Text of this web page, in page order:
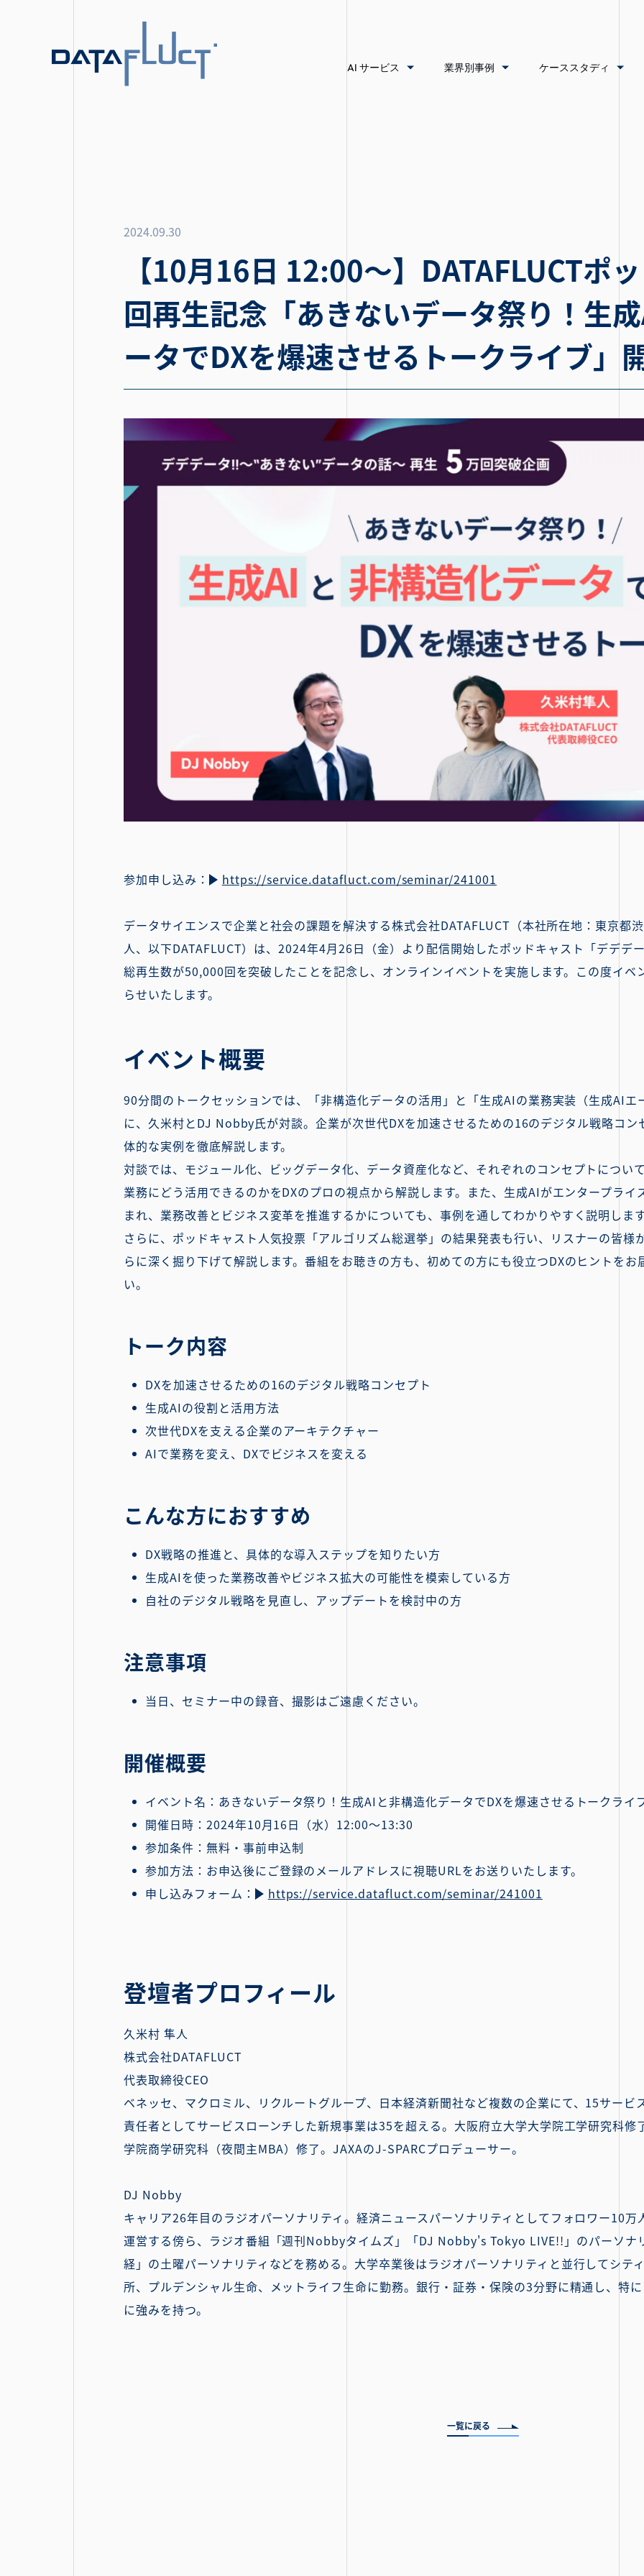
AI サービス 業界別事例 ケーススタディ
2024.09.30
【10月16日 12:00〜】DATAFLUCTポ
回再生記念「あきないデータ祭り！生
ータでDXを爆速させるトークライブ」
参加申し込み： https://service.datafluct.com/seminar/241001
データサイエンスで企業と社会の課題を解決する株式会社DATAFLUCT（本社所在地：東京都
人、以下DATAFLUCT）は、2024年4月26日（金）より配信開始したポッドキャスト「デデデ
総再生数が50,000回を突破したことを記念し、オンラインイベントを実施します。この度イ
らせいたします。
イベント概要
90分間のトークセッションでは、「非構造化データの活用」と「生成AIの業務実装（生成AI
に、久米村とDJ Nobby氏が対談。企業が次世代DXを加速させるための16のデジタル戦略コ
体的な実例を徹底解説します。
対談では、モジュール化、ビッグデータ化、データ資産化など、それぞれのコンセプトについ
業務にどう活用できるのかをDXのプロの視点から解説します。また、生成AIがエンタープラ
まれ、業務改善とビジネス変革を推進するかについても、事例を通してわかりやすく説明しま
さらに、ポッドキャスト人気投票「アルゴリズム総選挙」の結果発表も行い、リスナーの皆様
らに深く掘り下げて解説します。番組をお聴きの方も、初めての方にも役立つDXのヒントを
い。
トーク内容
DXを加速させるための16のデジタル戦略コンセプト
生成AIの役割と活用方法
次世代DXを支える企業のアーキテクチャー
AIで業務を変え、DXでビジネスを変える
こんな方におすすめ
DX戦略の推進と、具体的な導入ステップを知りたい方
生成AIを使った業務改善やビジネス拡大の可能性を模索している方
自社のデジタル戦略を見直し、アップデートを検討中の方
注意事項
当日、セミナー中の録音、撮影はご遠慮ください。
開催概要
イベント名：あきないデータ祭り！生成AIと非構造化データでDXを爆速させるトークライ
開催日時：2024年10月16日（水）12:00〜13:30
参加条件：無料・事前申込制
参加方法：お申込後にご登録のメールアドレスに視聴URLをお送りいたします。
申し込みフォーム：
https://service.datafluct.com/seminar/241001
登壇者プロフィール
久米村 隼人
株式会社DATAFLUCT
代表取締役CEO
ベネッセ、マクロミル、リクルートグループ、日本経済新聞社など複数の企業にて、15サー
責任者としてサービスローンチした新規事業は35を超える。大阪府立大学大学院工学研究科
学院商学研究科（夜間主MBA）修了。JAXAのJ-SPARCプロデューサー。
DJ Nobby
キャリア26年目のラジオパーソナリティ。経済ニュースパーソナリティとしてフォロワー10
運営する傍ら、ラジオ番組「週刊Nobbyタイムズ」「DJ Nobby's Tokyo LIVE!!」のパーソナ
経」の土曜パーソナリティなどを務める。大学卒業後はラジオパーソナリティと並行してシテ
所、プルデンシャル生命、メットライフ生命に勤務。銀行・証券・保険の3分野に精通し、特
に強みを持つ。
一覧に戻る